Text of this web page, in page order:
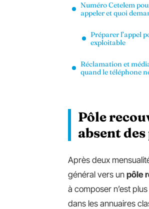
Numéro Cetelem
appeler et quoi
Préparer l’appel
exploitable
Réclamation et
quand le téléphone
Pôle
absent
Après deux
général vers un pôle
à composer n’est
dans les annuaires